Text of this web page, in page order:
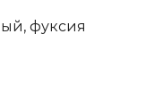
фуксия